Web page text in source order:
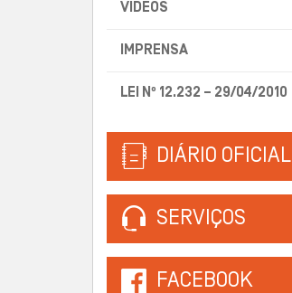
VÍDEOS
IMPRENSA
LEI Nº 12.232 – 29/04/2010
DIÁRIO OFICIAL
SERVIÇOS
FACEBOOK